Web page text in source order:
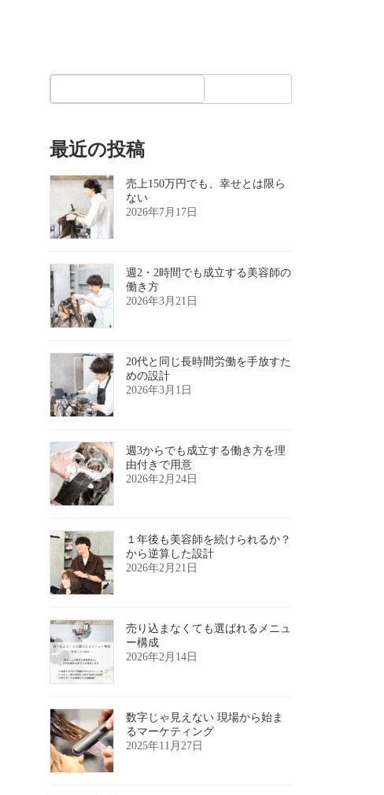
最近の投稿
売上150万円でも、幸せとは限ら
ない
2026年7月17日
週2・2時間でも成立する美容師の
働き方
2026年3月21日
20代と同じ長時間労働を手放すた
めの設計
2026年3月1日
週3からでも成立する働き方を理
由付きで用意
2026年2月24日
１年後も美容師を続けられるか？
から逆算した設計
2026年2月21日
売り込まなくても選ばれるメニュ
ー構成
2026年2月14日
数字じゃ見えない 現場から始ま
るマーケティング
2025年11月27日